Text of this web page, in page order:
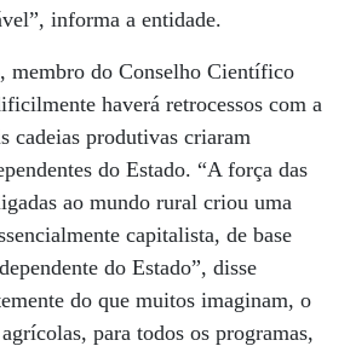
informa a entidade.
membro do Conselho Científico
haverá retrocessos com a
cadeias produtivas criaram
do Estado. “A força das
ao mundo rural criou uma
capitalista, de base
do Estado”, disse
do que muitos imaginam, o
para todos os programas,